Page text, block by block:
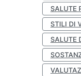
SALUTE
STILI DI
SALUTE